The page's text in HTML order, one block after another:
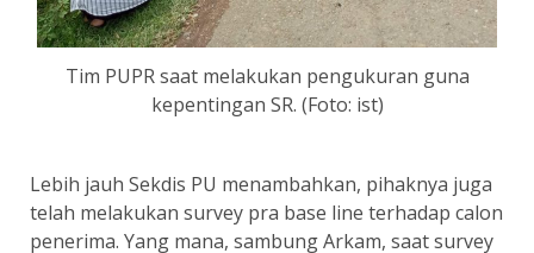
Tim PUPR saat melakukan pengukuran guna
kepentingan SR. (Foto: ist)
Lebih jauh Sekdis PU menambahkan, pihaknya juga
telah melakukan survey pra base line terhadap calon
penerima. Yang mana, sambung Arkam, saat survey